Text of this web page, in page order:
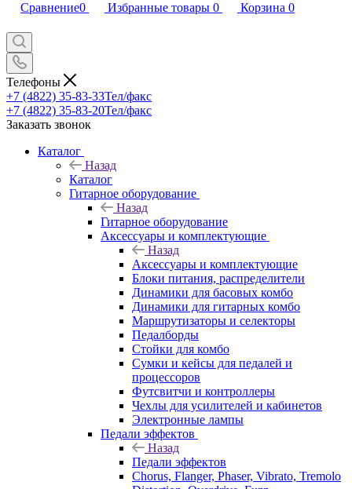
Сравнение0 Избранные товары 0 Корзина 0
Телефоны
+7 (4822) 35-83-33Тел/факс
+7 (4822) 35-83-20Тел/факс
Заказать звонок
Каталог
Назад
Каталог
Гитарное оборудование
Назад
Гитарное оборудование
Аксессуары и комплектующие
Назад
Аксессуары и комплектующие
Блоки питания, распределители
Динамики для басовых комбо
Динамики для гитарных комбо
Маршрутизаторы и селекторы
Педалборды
Стойки для комбо
Сумки и кейсы для педалей и
процессоров
Футсвитчи и контроллеры
Чехлы для усилителей и кабинетов
Электронные лампы
Педали эффектов
Назад
Педали эффектов
Chorus, Flanger, Phaser, Vibrato, Tremolo